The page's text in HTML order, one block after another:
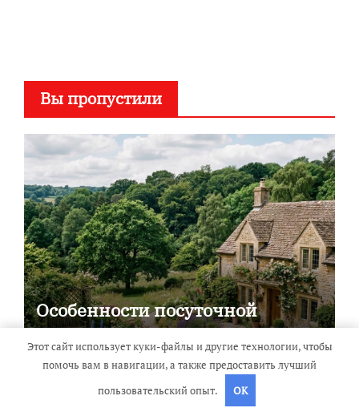
Вы пропустили
Особенности посуточной
аренды загородных домов для
отдыха
Этот сайт использует куки-файлы и другие технологии, чтобы
помочь вам в навигации, а также предоставить лучший
пользовательский опыт.
OK